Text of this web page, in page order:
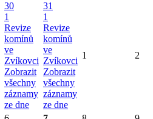
30
1
Revize
komínů
ve
Zvíkovci
Zobrazit
všechny
záznamy
ze dne
31
1
Revize
komínů
ve
Zvíkovci
Zobrazit
všechny
záznamy
ze dne
1 2